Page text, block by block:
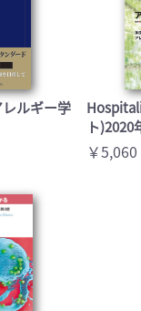
ルギー学
ト)2020
￥